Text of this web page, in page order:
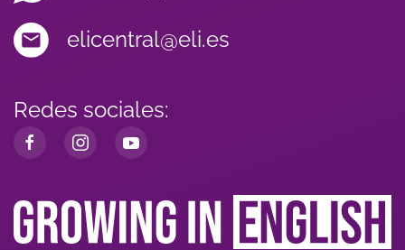
elicentral@eli.es
Redes sociales: